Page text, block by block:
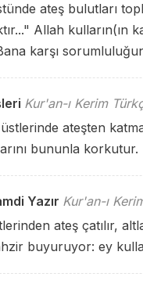
ateş bulutları
Allah kulların(ın
karşı
Kur'an-ı Kerim
ateşten
bununla korkutur.
Yazır Kur'an-ı
ateş çatılır,
buyuruyor: ey